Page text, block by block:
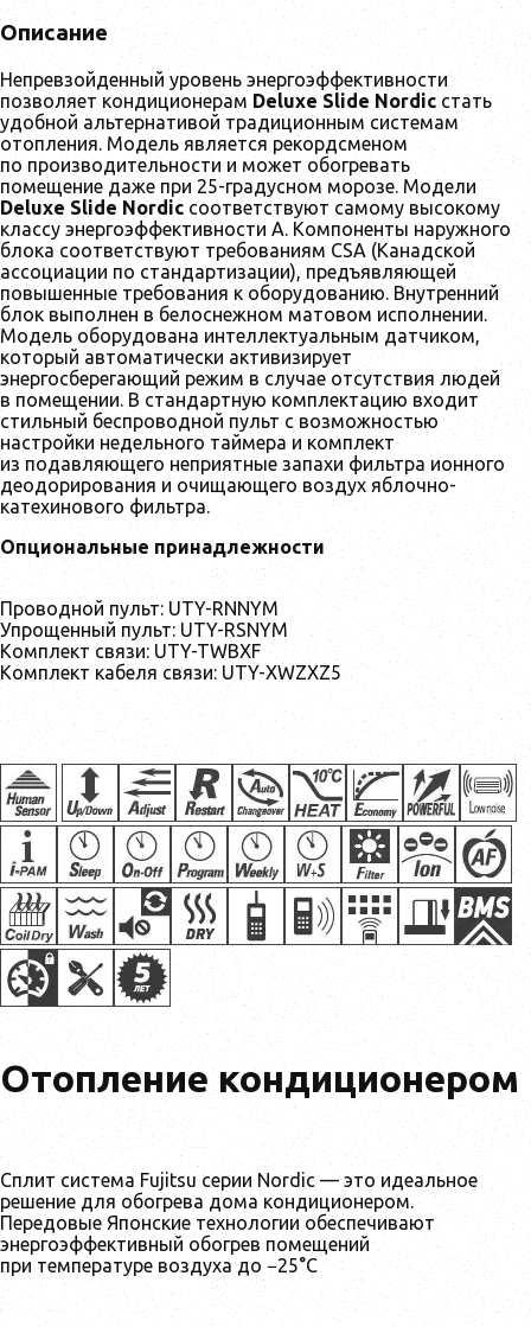
Описание
Непревзойденный уровень энергоэффективности
позволяет кондиционерам Deluxe Slide Nordicстать
удобной альтернативой традиционным системам
отопления. Модель является рекордсменом
по производительности и может обогревать
помещение даже при 25-градусном морозе. Модели
Deluxe Slide Nordic соответствуют самому высокому
классу энергоэффективности А. Компоненты наружного
блока соответствуют требованиям CSA (Канадской
ассоциации по стандартизации), предъявляющей
повышенные требования к оборудованию. Внутренний
блок выполнен в белоснежном матовом исполнении.
Модель оборудована интеллектуальным датчиком,
который автоматически активизирует
энергосберегающий режим в случае отсутствия людей
в помещении. В стандартную комплектацию входит
стильный беспроводной пульт с возможностью
настройки недельного таймера и комплект
из подавляющего неприятные запахи фильтра ионного
деодорирования и очищающего воздух яблочно-
катехинового фильтра.
Опциональные принадлежности
Проводной пульт: UTY-RNNYM
Упрощенный пульт: UTY-RSNYM
Комплект связи: UTY-TWBXF
Комплект кабеля связи: UTY-XWZXZ5
Отопление кондиционером
Сплит система Fujitsu серии Nordic — это идеальное
решение для обогрева дома кондиционером.
Передовые Японские технологии обеспечивают
энергоэффективный обогрев помещений
при температуре воздуха до −25°С